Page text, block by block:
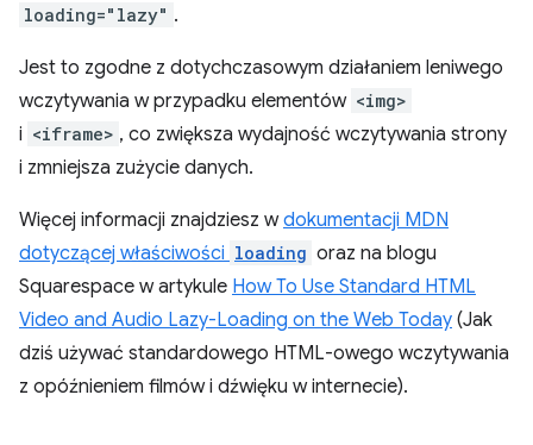
loading="lazy" .
Jest to zgodne z dotychczasowym działaniem leniwego
wczytywania w przypadku elementów <img>
i <iframe> , co zwiększa wydajność wczytywania strony
i zmniejsza zużycie danych.
Więcej informacji znajdziesz wdokumentacji MDN
dotyczącej właściwości loading oraz na blogu
Squarespace w artykule How To Use Standard HTML
Video and Audio Lazy-Loading on the Web Today (Jak
dziś używać standardowego HTML-owego wczytywania
z opóźnieniem filmów i dźwięku w internecie).